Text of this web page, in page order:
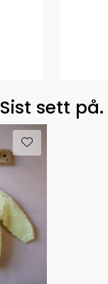
Sist sett på.